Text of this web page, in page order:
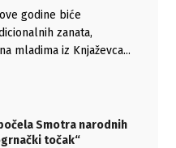
godine biće
zanata,
mladima iz Knjaževca...
Smotra narodnih
točak“